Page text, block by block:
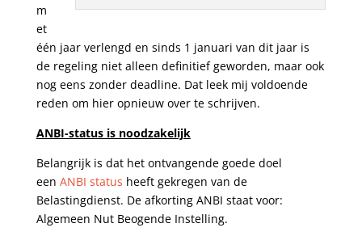
m
et
één jaar verlengd en sinds 1 januari van dit jaar is
de regeling niet alleen definitief geworden, maar ook
nog eens zonder deadline. Dat leek mij voldoende
reden om hier opnieuw over te schrijven.
ANBI-status is noodzakelijk
Belangrijk is dat het ontvangende goede doel
een ANBI status heeft gekregen van de
Belastingdienst. De afkorting ANBI staat voor:
Algemeen Nut Beogende Instelling.